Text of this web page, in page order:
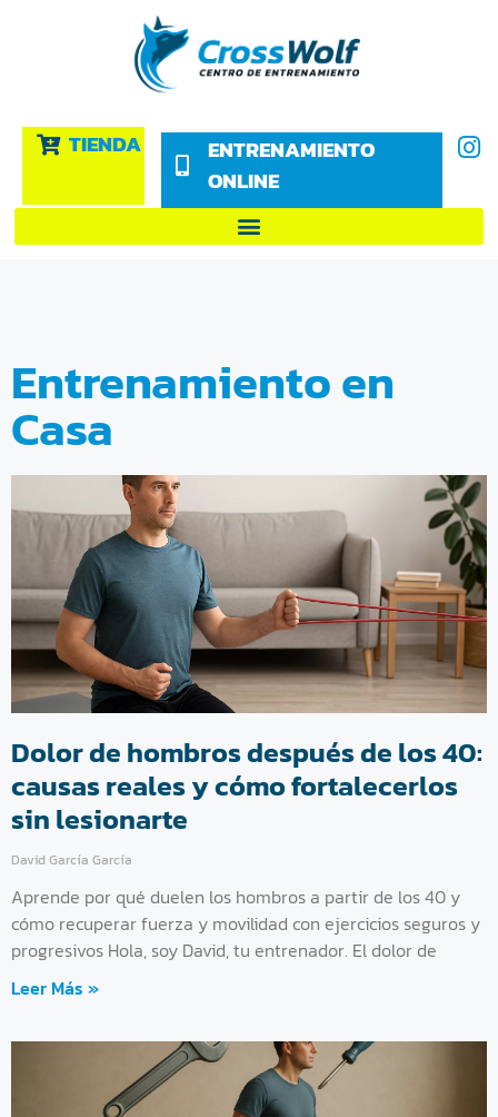
TIENDA
ENTRENAMIENTO
ONLINE
Entrenamiento en
Casa
Dolor de hombros después de los 40:
causas reales y cómo fortalecerlos
sin lesionarte
David García García
Aprende por qué duelen los hombros a partir de los 40 y
cómo recuperar fuerza y movilidad con ejercicios seguros y
progresivos Hola, soy David, tu entrenador. El dolor de
Leer Más »